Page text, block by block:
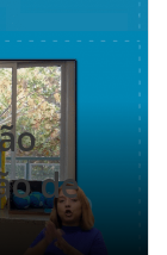
de